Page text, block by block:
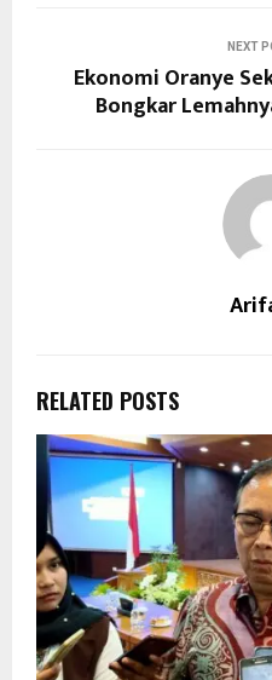
NEXT
Ekonomi Oranye
Bongkar
RELATED POSTS